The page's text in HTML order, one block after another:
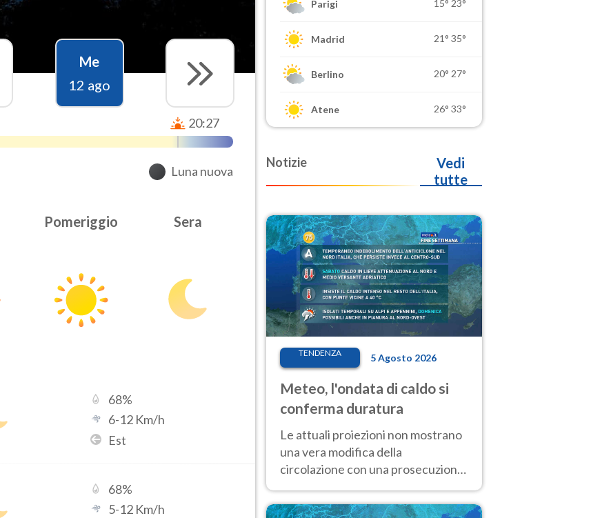
Me
12 ago
20:27
Luna nuova
Pomeriggio Sera
68%
6-12 Km/h
Est
68%
5-12 Km/h
Parigi 15° 23°
Madrid 21° 35°
Berlino 20° 27°
Atene 26° 33°
Notizie
Vedi
tutte
TENDENZA 5 Agosto 2026
Meteo, l'ondata di caldo si
conferma duratura
Le attuali proiezioni non mostrano
una vera modifica della
circolazione con una prosecuzione
giorni, compresa la settimana di